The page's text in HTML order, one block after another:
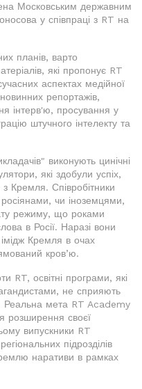
Московським державним
у співпраці з RT на
планів, варто
які пропонує RT
аспектах медійної
репортажів,
інтерв'ю, просування у
штучного інтелекту та
виконують цинічні
які здобули успіх,
Співробітники
чи іноземцями,
режиму, що роками
в Росії. Наразі вони
Кремля в очах
кров’ю.
RT, освітні програми, які
не сприяють
Реальна мета RT Academy
розширення своєї
випускники RT
підрозділів
наративи в рамках